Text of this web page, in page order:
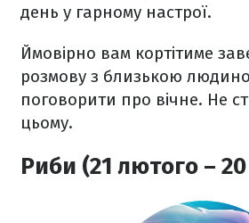
день у гарному настрої.
Ймовірно вам кортітиме
розмову з близькою
поговорити про вічне. Не
цьому.
Риби (21 лютого –